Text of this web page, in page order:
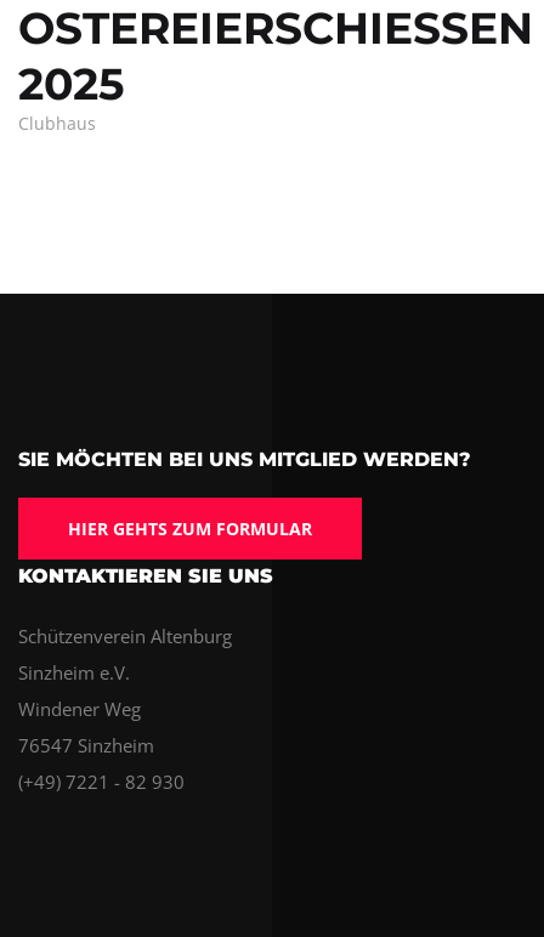
OSTEREIERSCHIESSEN 2
025
Clubhaus
SIE MÖCHTEN BEI UNS MITGLIED WERDEN?
HIER GEHTS ZUM FORMULAR
KONTAKTIEREN SIE UNS
Schützenverein Altenburg
Sinzheim e.V.
Windener Weg
76547 Sinzheim
(+49) 7221 - 82 930